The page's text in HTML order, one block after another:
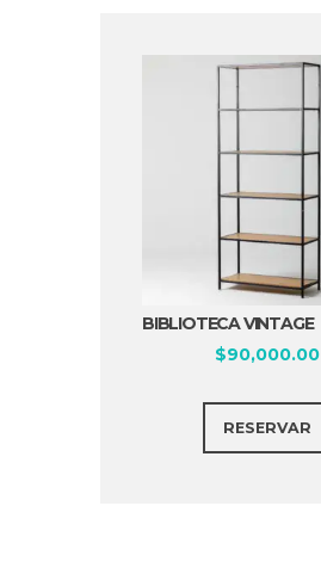
BIBLIOTECA VINTAGE
$90,000.00
RESERVAR